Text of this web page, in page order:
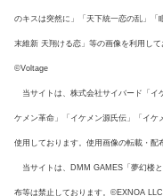
のキスは突然に」「天下統一恋の乱」
末維新 天翔ける恋」等の画像を利用し
©Voltage
当サイトは、株式会社サイバード「イ
ケメン革命」「イケメン源氏伝」「イケ
使用しております。使用画像の転載・
当サイトは、DMM GAMES「夢幻楼
布等は禁止しております。©EXNOA